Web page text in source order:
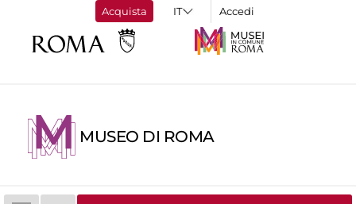
Acquista Accedi
MUSEO DI ROMA